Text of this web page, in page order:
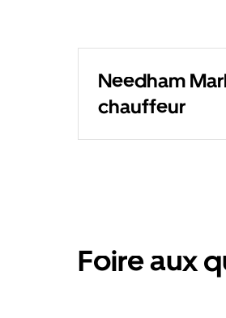
Needham
chauffeur
Foire aux